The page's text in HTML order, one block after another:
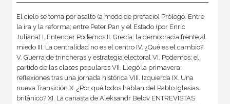
El cielo se toma por asalto (a modo de prefacio) Prólogo. Entre
la ira y la reforma; entre Peter Pan y el Estado (por Enric
Juliana) I. Entender Podemos II. Grecia: la democracia frente al
miedo III. La centralidad no es el centro IV. ¿Qué es el cambio?
V. Guerra de trincheras y estrategia electoral VI. Podemos: el
partido de las clases populares VII. Llegó la primavera:
reflexiones tras una jornada histórica VIII. Izquierda IX. Una
nueva Transición X. ¿Por qué todos hablan del Pablo Iglesias
británico? XI. La canasta de Aleksandr Belov ENTREVISTAS